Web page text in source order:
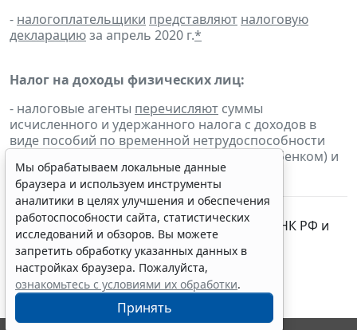
- налогоплательщики представляют налоговую
декларациюза апрель 2020 г.*
Налог на доходы физических лиц:
- налоговые агенты перечисляют суммы
исчисленного и удержанного налога с доходов в
виде пособий по временной нетрудоспособности
(включая пособие по уходу за больным ребенком) и
в виде оплаты отпусков, выплаченных
налогоплательщикам в мае 2020 г.
* Срок перенесен в соответствии сост. 6.1
НК РФ и
другими нормативными актами.
Мы обрабатываем локальные данные
браузера и используем инструменты
аналитики в целях улучшения и обеспечения
работоспособности сайта, статистических
исследований и обзоров. Вы можете
запретить обработку указанных данных в
настройках браузера. Пожалуйста,
ознакомьтесь с условиями их обработки.
Принять